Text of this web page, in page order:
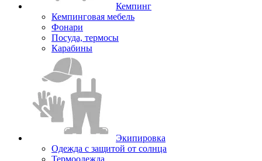
Кемпинг
Кемпинговая мебель
Фонари
Посуда, термосы
Карабины
Экипировка
Одежда с защитой от солнца
Термоодежда